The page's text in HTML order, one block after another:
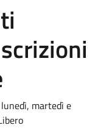
martedì e